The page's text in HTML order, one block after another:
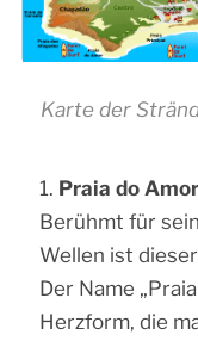
Karte der
Praia do Amor
Berühmt für
Wellen ist
Der Name
Herzform, die